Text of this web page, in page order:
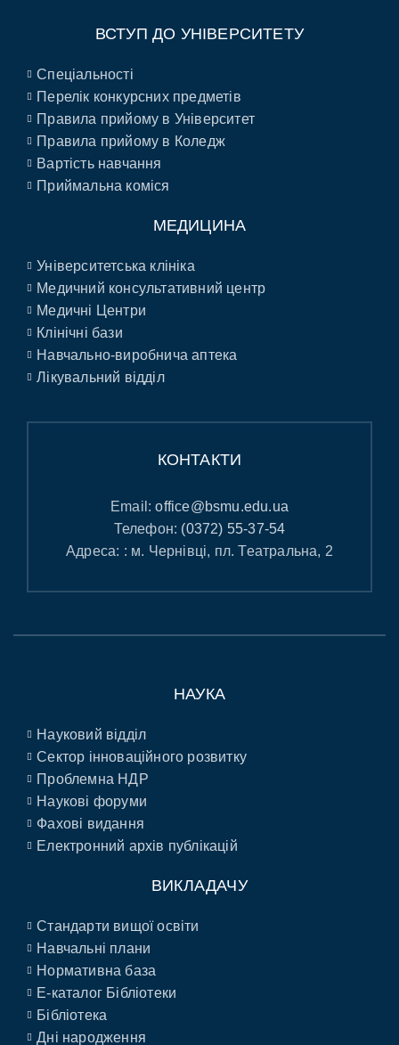
ВСТУП ДО УНІВЕРСИТЕТУ
Спеціальності
Перелік конкурсних предметів
Правила прийому в Університет
Правила прийому в Коледж
Вартість навчання
Приймальна коміся
МЕДИЦИНА
Університетська клініка
Медичний консультативний центр
Медичні Центри
Клінічні бази
Навчально-виробнича аптека
Лікувальний відділ
КОНТАКТИ
Email:office@bsmu.edu.ua
Телефон: (0372) 55-37-54
Адреса: : м. Чернівці, пл. Театральна, 2
НАУКА
Науковий відділ
Сектор інноваційного розвитку
Проблемна НДР
Наукові форуми
Фахові видання
Електронний архів публікацій
ВИКЛАДАЧУ
Стандарти вищої освіти
Навчальні плани
Нормативна база
E-каталог Бібліотеки
Бібліотека
Дні народження